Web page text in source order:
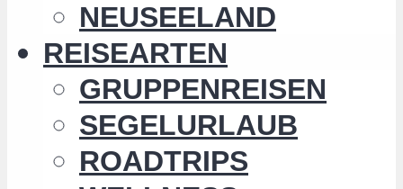
NEUSEELAND
REISEARTEN
GRUPPENREISEN
SEGELURLAUB
ROADTRIPS